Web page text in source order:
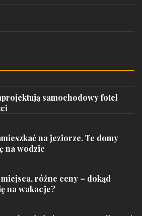
samochodowy fotel
na jeziorze. Te domy
na wodzie
różne ceny – dokąd
na wakacje?